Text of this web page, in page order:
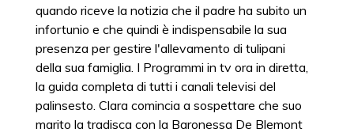
quando riceve la notizia che il padre ha subito un
infortunio e che quindi è indispensabile la sua
presenza per gestire l'allevamento di tulipani
della sua famiglia. I Programmi in tv ora in diretta,
la guida completa di tutti i canali televisi del
palinsesto. Clara comincia a sospettare che suo
marito la tradisca con la Baronessa De Blemont